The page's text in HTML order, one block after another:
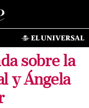
sobre la
y Ángela